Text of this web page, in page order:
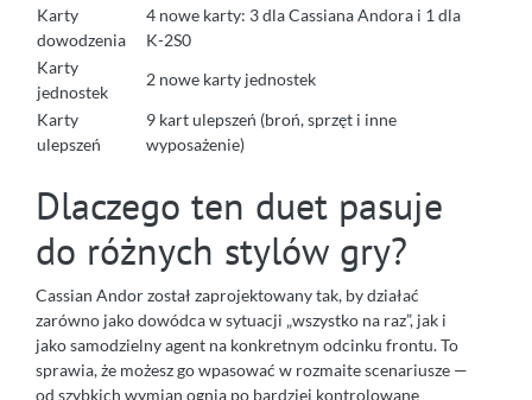
Karty
dowodzenia
4 nowe karty: 3 dla Cassiana Andora i 1 dla
K-2S0
Karty
jednostek
2 nowe karty jednostek
Karty
ulepszeń
9 kart ulepszeń (broń, sprzęt i inne
wyposażenie)
Dlaczego ten duet pasuje
do różnych stylów gry?
Cassian Andor został zaprojektowany tak, by działać
zarówno jako dowódca w sytuacji „wszystko na raz”, jak i
jako samodzielny agent na konkretnym odcinku frontu. To
sprawia, że możesz go wpasować w rozmaite scenariusze —
od szybkich wymian ognia po bardziej kontrolowane